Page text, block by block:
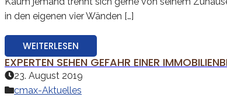
in den eigenen vier Wänden […]
WEITERLESEN
EXPERTEN SEHEN GEFAHR EINER
23. August 2019
cmax-Aktuelles